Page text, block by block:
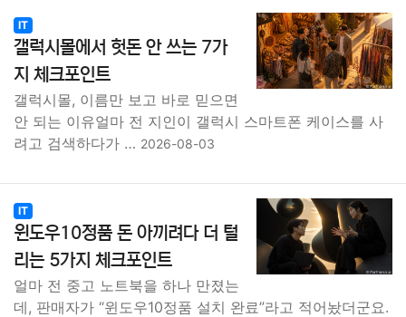
IT
갤럭시몰에서 헛돈 안 쓰는 7가
지 체크포인트
갤럭시몰, 이름만 보고 바로 믿으면
안 되는 이유얼마 전 지인이 갤럭시 스마트폰 케이스를 사
려고 검색하다가 … 2026-08-03
IT
윈도우10정품 돈 아끼려다 더 털
리는 5가지 체크포인트
얼마 전 중고 노트북을 하나 만졌는
데, 판매자가 “윈도우10정품 설치 완료”라고 적어놨더군요.